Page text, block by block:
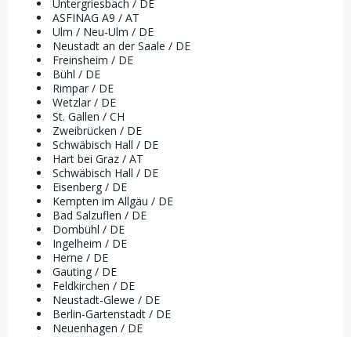
Untergriesbach / DE
ASFINAG A9 / AT
Ulm / Neu-Ulm / DE
Neustadt an der Saale / DE
Freinsheim / DE
Bühl / DE
Rimpar / DE
Wetzlar / DE
St. Gallen / CH
Zweibrücken / DE
Schwäbisch Hall / DE
Hart bei Graz / AT
Schwäbisch Hall / DE
Eisenberg / DE
Kempten im Allgäu / DE
Bad Salzuflen / DE
Dombühl / DE
Ingelheim / DE
Herne / DE
Gauting / DE
Feldkirchen / DE
Neustadt-Glewe / DE
Berlin-Gartenstadt / DE
Neuenhagen / DE